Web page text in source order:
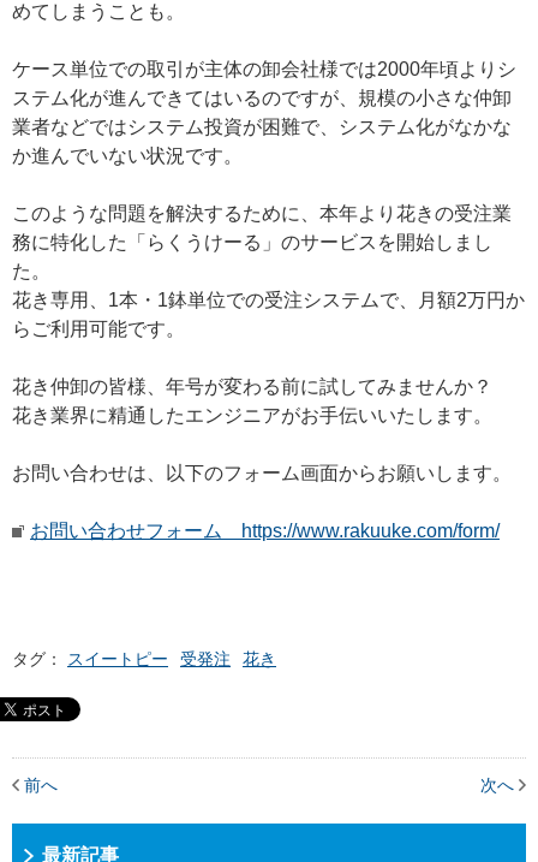
めてしまうことも。
ケース単位での取引が主体の卸会社様では2000年頃よりシ
ステム化が進んできてはいるのですが、規模の小さな仲卸
業者などではシステム投資が困難で、システム化がなかな
か進んでいない状況です。
このような問題を解決するために、本年より花きの受注業
務に特化した「らくうけーる」のサービスを開始しまし
た。
花き専用、1本・1鉢単位での受注システムで、月額2万円か
らご利用可能です。
花き仲卸の皆様、年号が変わる前に試してみませんか？
花き業界に精通したエンジニアがお手伝いいたします。
お問い合わせは、以下のフォーム画面からお願いします。
お問い合わせフォーム https://www.rakuuke.com/form/
タグ： スイートピー 受発注 花き
前へ 次へ
最新記事